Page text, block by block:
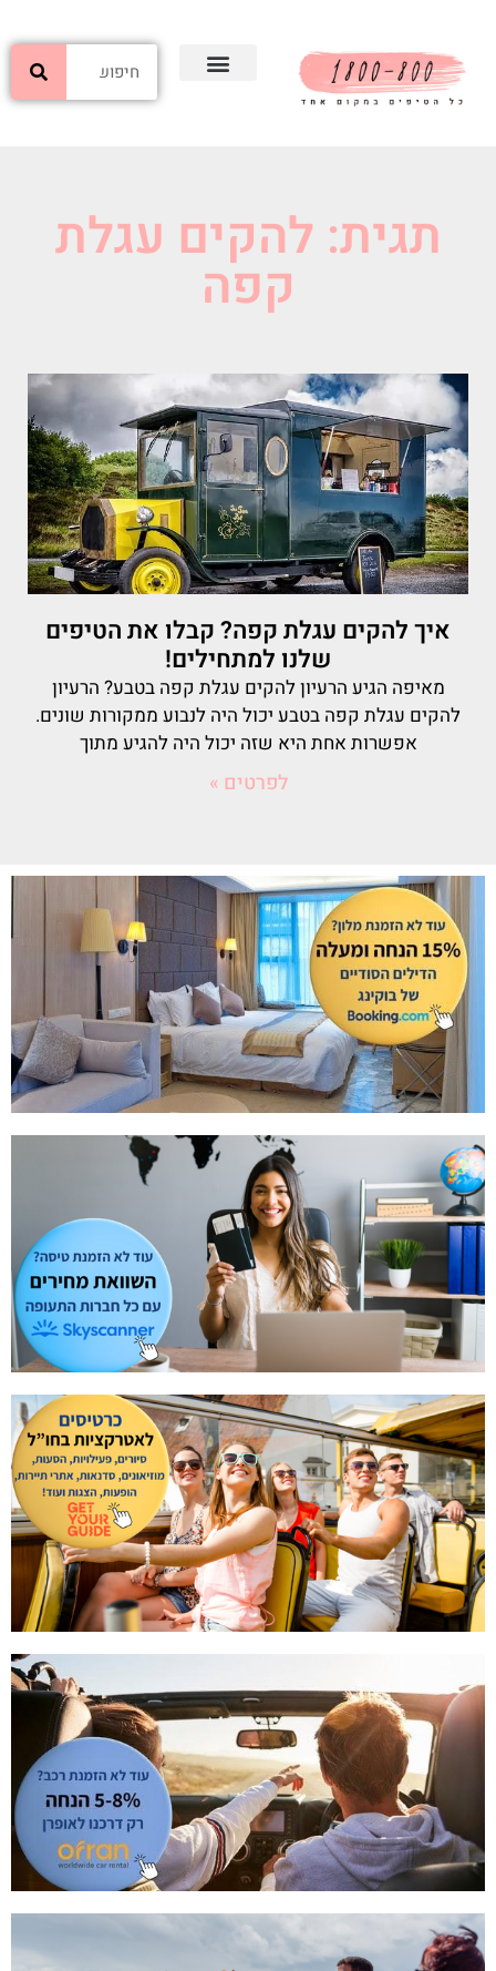
תגית: להקים עגלת
קפה
איך להקים עגלת קפה? קבלו את הטיפים
שלנו למתחילים!
מאיפה הגיע הרעיון להקים עגלת קפה בטבע? הרעיון
להקים עגלת קפה בטבע יכול היה לנבוע ממקורות שונים.
אפשרות אחת היא שזה יכול היה להגיע מתוך
לפרטים »